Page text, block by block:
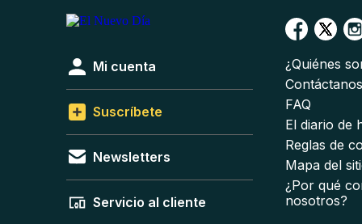
Mi cuenta
Suscríbete
Newsletters
Servicio al cliente
¿Quiénes
Contáctanos
FAQ
El diario de
Reglas de
Mapa del
¿Por qué
nosotros?